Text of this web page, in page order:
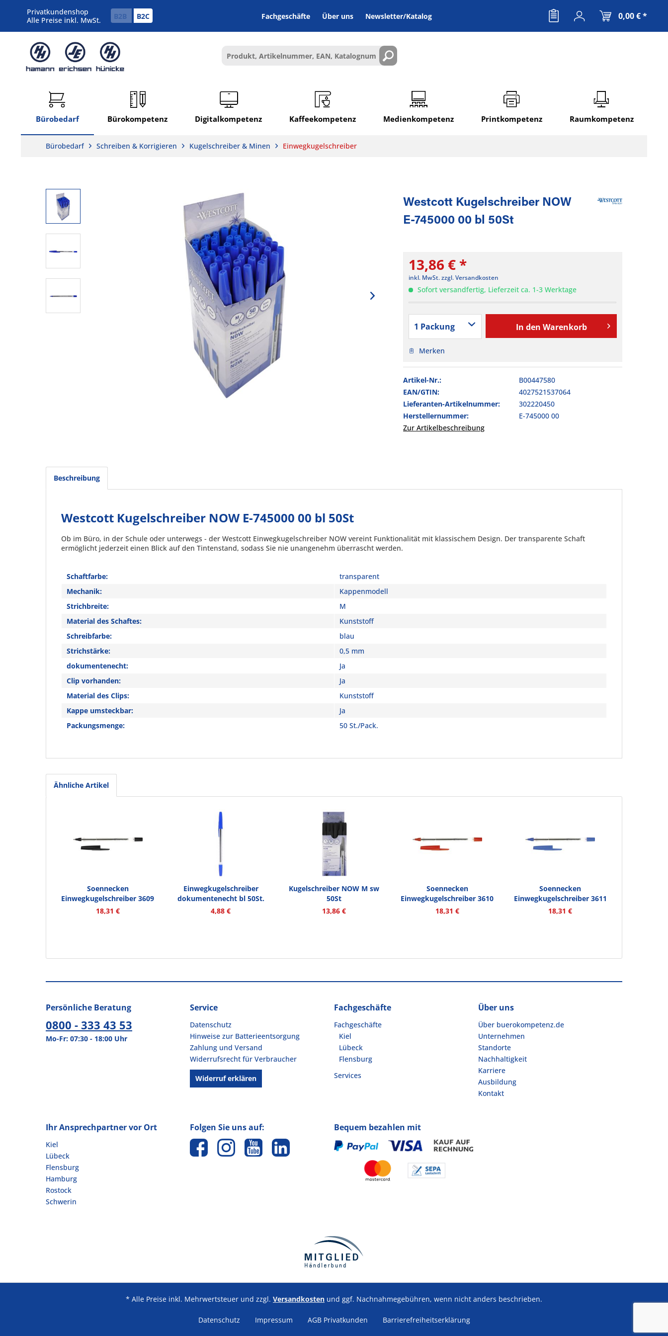
Privatkundenshop
Alle Preise inkl. MwSt.
B2B B2C Fachgeschäfte Über uns Newsletter/Katalog 0,00 € *
Bürobedarf Bürokompetenz Digitalkompetenz Kaffeekompetenz Medienkompetenz Printkompetenz Raumkompetenz
Bürobedarf Schreiben & Korrigieren Kugelschreiber & Minen Einwegkugelschreiber
Westcott Kugelschreiber NOW
E-745000 00 bl 50St
13,86 € *
inkl. MwSt.zzgl. Versandkosten
Sofort versandfertig, Lieferzeit ca. 1-3 Werktage
In den Warenkorb
Merken
Artikel-Nr.:
B00447580
EAN/GTIN:
4027521537064
Lieferanten-Artikelnummer:
302220450
Herstellernummer:
E-745000 00
Zur Artikelbeschreibung
Beschreibung
Westcott Kugelschreiber NOW E-745000 00 bl 50St
Ob im Büro, in der Schule oder unterwegs - der Westcott Einwegkugelschreiber NOW vereint Funktionalität mit klassischem Design. Der transparente Schaft
ermöglicht jederzeit einen Blick auf den Tintenstand, sodass Sie nie unangenehm überrascht werden.
Schaftfarbe:
transparent
Mechanik:
Kappenmodell
Strichbreite:
M
Material des Schaftes:
Kunststoff
Schreibfarbe:
blau
Strichstärke:
0,5 mm
dokumentenecht:
Ja
Clip vorhanden:
Ja
Material des Clips:
Kunststoff
Kappe umsteckbar:
Ja
Packungsmenge:
50 St./Pack.
Ähnliche Artikel
Soennecken
Einwegkugelschreiber 3609
Nr.1 Kappe...
18,31 €
Einwegkugelschreiber
dokumentenecht bl 50St.
4,88 €
Kugelschreiber NOW M sw
50St
13,86 €
Soennecken
Einwegkugelschreiber 3610
Nr.1 Kappe...
18,31 €
Soennecken
Einwegkugelschreiber 3611
Nr.1 Kappe...
18,31 €
Persönliche Beratung
0800 - 333 43 53
Mo-Fr: 07:30 - 18:00 Uhr
Service
Datenschutz
Hinweise zur Batterieentsorgung
Zahlung und Versand
Widerrufsrecht für Verbraucher
Widerruf erklären
Fachgeschäfte
Fachgeschäfte
Kiel
Lübeck
Flensburg
Services
Über uns
Über buerokompetenz.de
Unternehmen
Standorte
Nachhaltigkeit
Karriere
Ausbildung
Kontakt
Ihr Ansprechpartner vor Ort
Kiel
Lübeck
Flensburg
Hamburg
Rostock
Schwerin
Folgen Sie uns auf: Bequem bezahlen mit
* Alle Preise inkl. Mehrwertsteuer und zzgl. Versandkosten und ggf. Nachnahmegebühren, wenn nicht anders beschrieben.
Datenschutz Impressum AGB Privatkunden Barrierefreiheitserklärung